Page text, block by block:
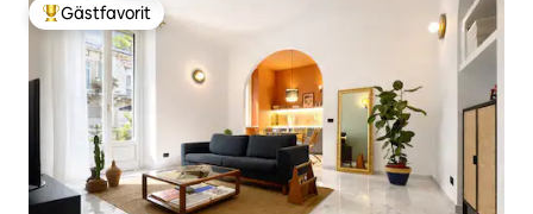
Populär gästfavorit
Gästfavorit